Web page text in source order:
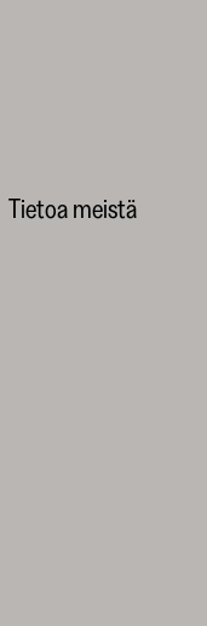
Tietoa meistä